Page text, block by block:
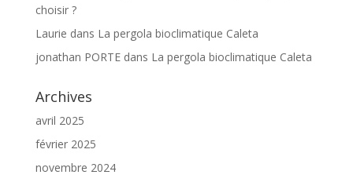
choisir ?
Laurie dans La pergola bioclimatique Caleta
jonathan PORTEdans La pergola bioclimatique Caleta
Archives
avril 2025
février 2025
novembre 2024